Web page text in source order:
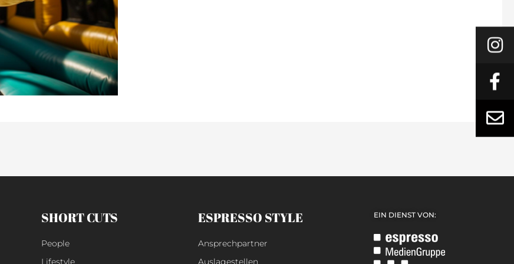
SHORT CUTS
People
Lifestyle
ESPRESSO STYLE
Ansprechpartner
Auslagestellen
EIN DIENST VON: